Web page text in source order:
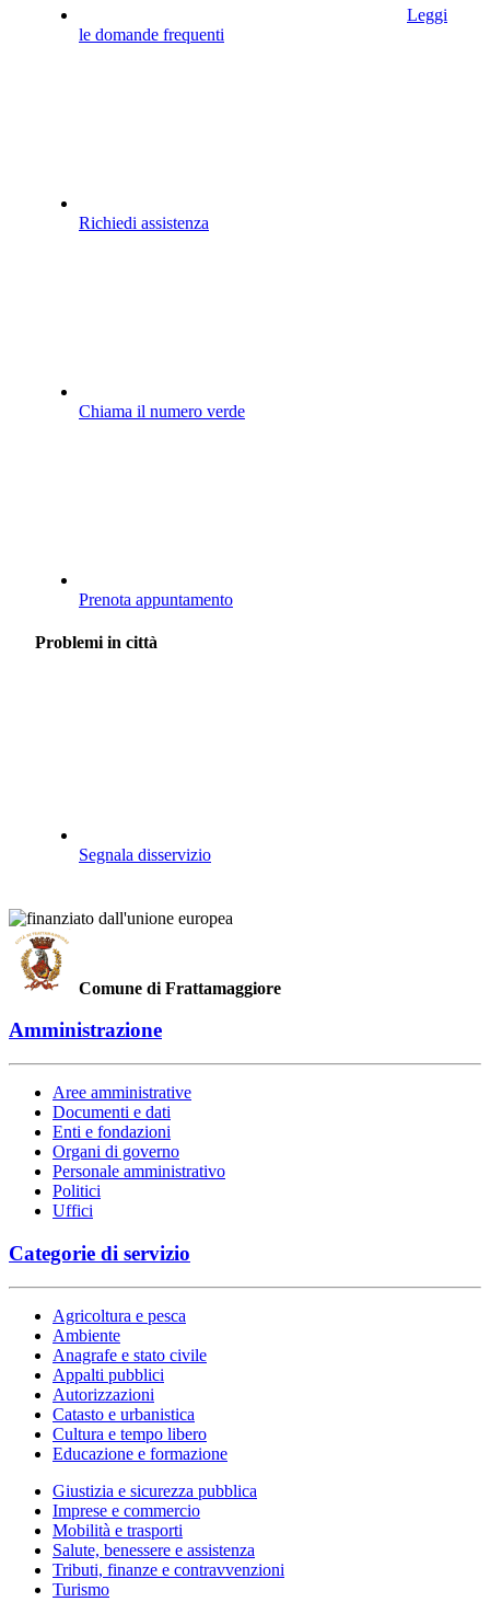
Leggi
le domande frequenti
Richiedi assistenza
Chiama il numero verde
Prenota appuntamento
Problemi in città
Segnala disservizio
Comune di Frattamaggiore
Amministrazione
Aree amministrative
Documenti e dati
Enti e fondazioni
Organi di governo
Personale amministrativo
Politici
Uffici
Categorie di servizio
Agricoltura e pesca
Ambiente
Anagrafe e stato civile
Appalti pubblici
Autorizzazioni
Catasto e urbanistica
Cultura e tempo libero
Educazione e formazione
Giustizia e sicurezza pubblica
Imprese e commercio
Mobilità e trasporti
Salute, benessere e assistenza
Tributi, finanze e contravvenzioni
Turismo